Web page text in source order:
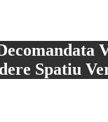
Spatiu